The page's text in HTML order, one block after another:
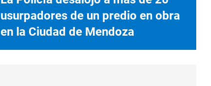
usurpadores de un predio en obra
en la Ciudad de Mendoza